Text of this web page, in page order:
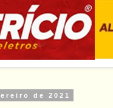
de 2021